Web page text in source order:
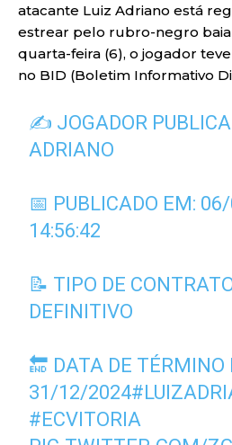
atacante Luiz Adriano está
estrear pelo rubro-negro
quarta-feira (6), o jogador
no BID (Boletim Informativo
✍️ JOGADOR
ADRIANO
📅 PUBLICADO EM:
14:56:42
📝 TIPO DE
DEFINITIVO
🔚 DATA DE TÉRMINO
31/12/2024
#ECVITORIA